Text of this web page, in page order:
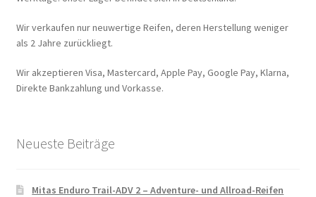
Wir verkaufen nur neuwertige Reifen, deren Herstellung weniger
als 2 Jahre zurückliegt.
Wir akzeptieren Visa, Mastercard, Apple Pay, Google Pay, Klarna,
Direkte Bankzahlung und Vorkasse.
Neueste Beiträge
Mitas Enduro Trail-ADV 2 – Adventure- und Allroad-Reifen